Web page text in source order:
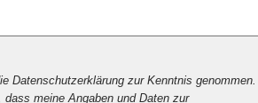
Datenschutzerklärung zur Kenntnis genommen.
meine Angaben und Daten zur